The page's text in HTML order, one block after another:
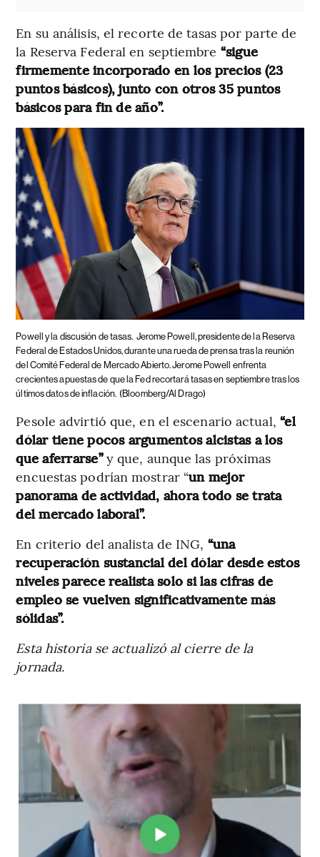
En su análisis, el recorte de tasas por parte de
la Reserva Federal en septiembre “sigue
firmemente incorporado en los precios (23
puntos básicos), junto con otros 35 puntos
básicos para fin de año”.
Powell y la discusión de tasas. Jerome Powell, presidente de la Reserva
Federal de Estados Unidos, durante una rueda de prensa tras la reunión
del Comité Federal de Mercado Abierto. Jerome Powell enfrenta
crecientes apuestas de que la Fed recortará tasas en septiembre tras los
últimos datos de inflación. (Bloomberg/Al Drago)
Pesole advirtió que, en el escenario actual, “el
dólar tiene pocos argumentos alcistas a los
que aferrarse”y que, aunque las próximas
encuestas podrían mostrar “un mejor
panorama de actividad, ahora todo se trata
del mercado laboral”.
En criterio del analista de ING, “una
recuperación sustancial del dólar desde estos
niveles parece realista solo si las cifras de
empleo se vuelven significativamente más
sólidas”.
Esta historia se actualizó al cierre de la
jornada.